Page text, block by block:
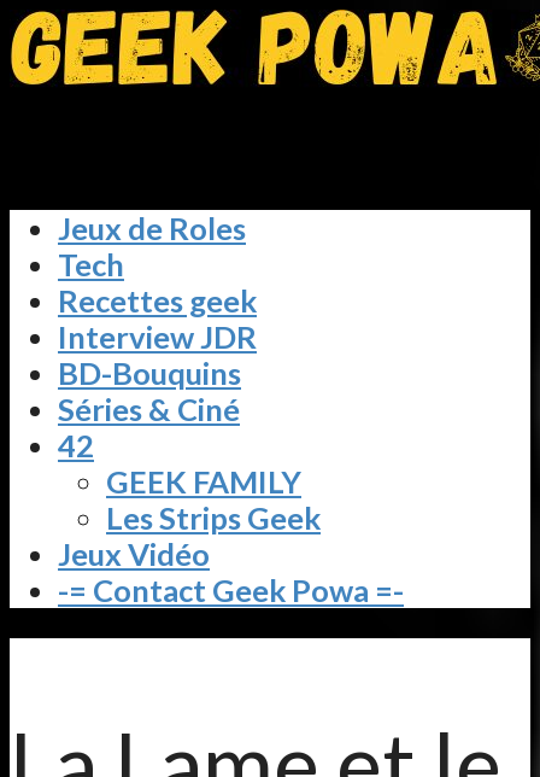
Jeux de Roles
Tech
Recettes geek
Interview JDR
BD-Bouquins
Séries & Ciné
42
GEEK FAMILY
Les Strips Geek
Jeux Vidéo
-= Contact Geek Powa =-